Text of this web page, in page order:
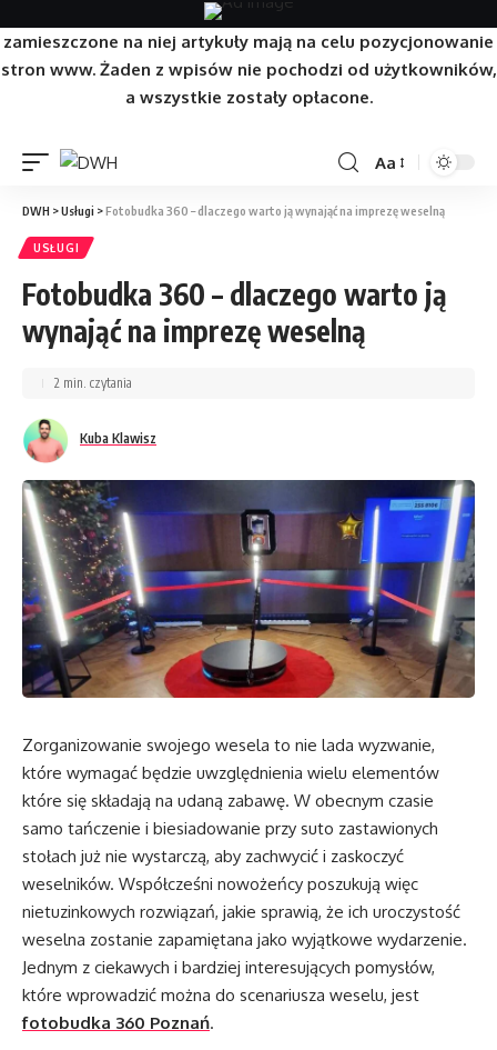
Strona/Blog w całości ma charakter reklamowy, a
zamieszczone na niej artykuły mają na celu pozycjonowanie
stron www. Żaden z wpisów nie pochodzi od użytkowników,
a wszystkie zostały opłacone.
Aa
DWH >Usługi >Fotobudka 360 – dlaczego warto ją wynająć na imprezę weselną
USŁUGI
Fotobudka 360 – dlaczego warto ją
wynająć na imprezę weselną
Kuba Klawisz
2 min. czytania
Zorganizowanie swojego wesela to nie lada wyzwanie,
które wymagać będzie uwzględnienia wielu elementów
które się składają na udaną zabawę. W obecnym czasie
samo tańczenie i biesiadowanie przy suto zastawionych
stołach już nie wystarczą, aby zachwycić i zaskoczyć
weselników. Współcześni nowożeńcy poszukują więc
nietuzinkowych rozwiązań, jakie sprawią, że ich uroczystość
weselna zostanie zapamiętana jako wyjątkowe wydarzenie.
Jednym z ciekawych i bardziej interesujących pomysłów,
które wprowadzić można do scenariusza weselu, jest
fotobudka 360 Poznań.